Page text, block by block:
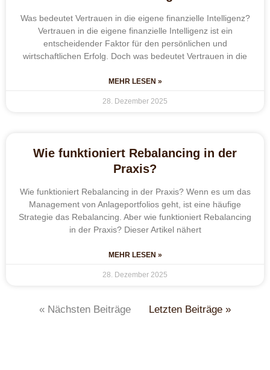
Was bedeutet Vertrauen in die eigene finanzielle Intelligenz?
Vertrauen in die eigene finanzielle Intelligenz ist ein
entscheidender Faktor für den persönlichen und
wirtschaftlichen Erfolg. Doch was bedeutet Vertrauen in die
MEHR LESEN »
28. Dezember 2025
Wie funktioniert Rebalancing in der
Praxis?
Wie funktioniert Rebalancing in der Praxis? Wenn es um das
Management von Anlageportfolios geht, ist eine häufige
Strategie das Rebalancing. Aber wie funktioniert Rebalancing
in der Praxis? Dieser Artikel nähert
MEHR LESEN »
28. Dezember 2025
« Nächsten Beiträge Letzten Beiträge »